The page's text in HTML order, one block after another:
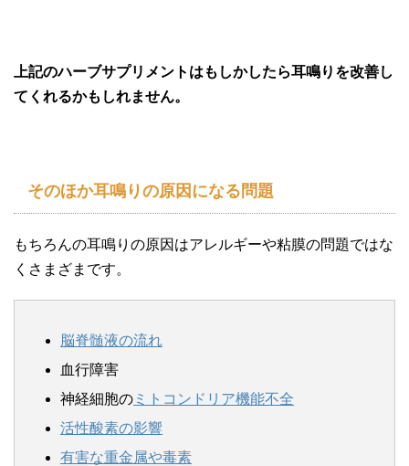
上記のハーブサプリメントはもしかしたら耳鳴りを改善し
てくれるかもしれません。
そのほか耳鳴りの原因になる問題
もちろんの耳鳴りの原因はアレルギーや粘膜の問題ではな
くさまざまです。
脳脊髄液の流れ
血行障害
神経細胞の ミトコンドリア機能不全
活性酸素の影響
有害な重金属や毒素